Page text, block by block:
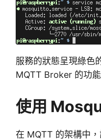
服務的狀態呈現綠色
MQTT Broker 的功能
使用
在 MQTT 的架構中，